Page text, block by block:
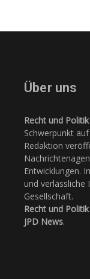
Über uns
Recht und Politik
Schwerpunkt
Redaktion
Entwicklungen.
und
Gesellschaft.
Recht und Politik
JPD News.